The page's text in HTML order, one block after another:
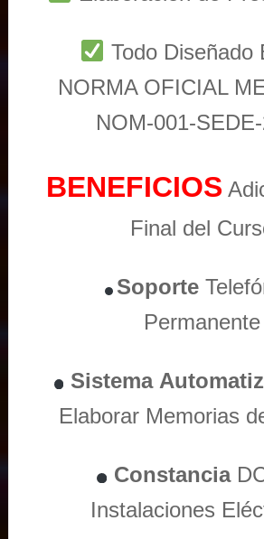
Todo Diseñado
NORMA OFICIAL
NOM-001-
BENEFICIOS
Final del
Soporte
Permanente
Sistema
Elaborar Memorias
Constancia
Instalaciones